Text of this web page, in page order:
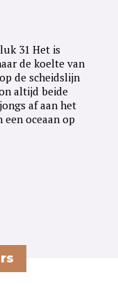
31 Het is
de koelte van
de scheidslijn
altijd beide
af aan het
oceaan op